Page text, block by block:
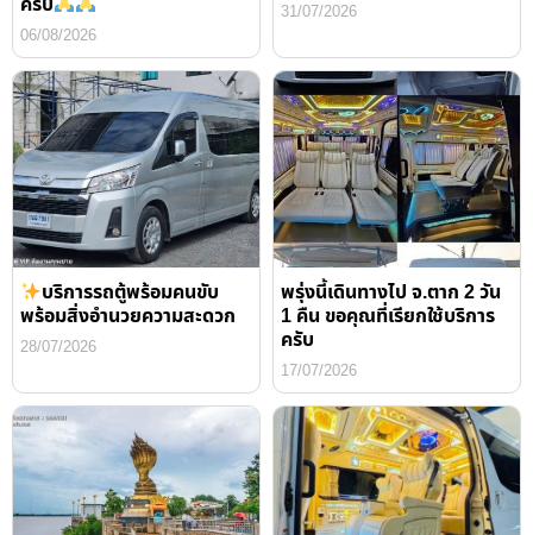
06/08/2026
31/07/2026
บริการรถตู้พร้อมคนขับ
พร้อมสิ่งอำนวยความสะดวก
28/07/2026
พรุ่งนี้เดินทางไป จ.ตาก 2 วัน
1 คืน ขอคุณที่เรียกใช้บริการ
ครับ
17/07/2026